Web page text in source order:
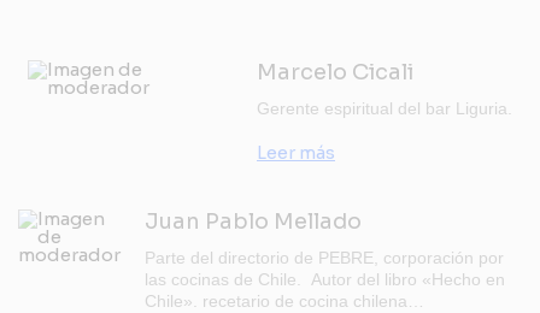
Marcelo Cicali
Gerente espiritual del bar Liguria.
Leer más
Juan Pablo Mellado
Parte del directorio de PEBRE, corporación por
las cocinas de Chile. Autor del libro «Hecho en
Chile». recetario de cocina chilena…